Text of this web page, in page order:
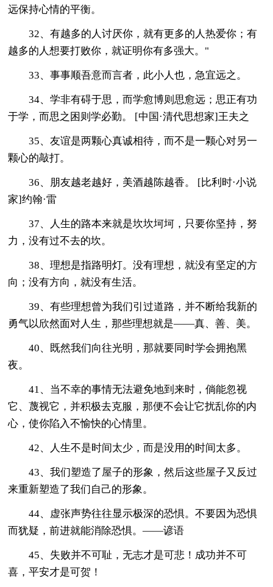
远保持心情的平衡。
32、有越多的人讨厌你，就有更多的人热爱你；有
越多的人想要打败你，就证明你有多强大。"
33、事事顺吾意而言者，此小人也，急宜远之。
34、学非有碍于思，而学愈博则思愈远；思正有功
于学，而思之困则学必勤。 [中国·清代思想家]王夫之
35、友谊是两颗心真诚相待，而不是一颗心对另一
颗心的敲打。
36、朋友越老越好，美酒越陈越香。 [比利时·小说
家]约翰·雷
37、人生的路本来就是坎坎坷坷，只要你坚持，努
力，没有过不去的坎。
38、理想是指路明灯。没有理想，就没有坚定的方
向；没有方向，就没有生活。
39、有些理想曾为我们引过道路，并不断给我新的
勇气以欣然面对人生，那些理想就是——真、善、美。
40、既然我们向往光明，那就要同时学会拥抱黑
夜。
41、当不幸的事情无法避免地到来时，倘能忽视
它、蔑视它，并积极去克服，那便不会让它扰乱你的内
心，使你陷入不愉快的心情里。
42、人生不是时间太少，而是没用的时间太多。
43、我们塑造了屋子的形象，然后这些屋子又反过
来重新塑造了我们自己的形象。
44、虚张声势往往显示极深的恐惧。不要因为恐惧
而犹疑，前进就能消除恐惧。——谚语
45、失败并不可耻，无志才是可悲！成功并不可
喜，平安才是可贺！